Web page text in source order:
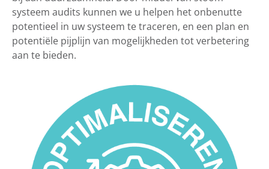
systeem audits kunnen we u helpen het onbenutte
potentieel in uw systeem te traceren, en een plan en
potentiële pijplijn van mogelijkheden tot verbetering
aan te bieden.